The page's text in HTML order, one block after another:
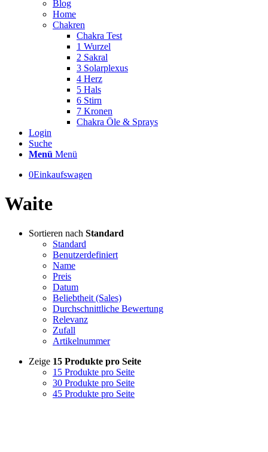
Blog
Home
Chakren
Chakra Test
1 Wurzel
2 Sakral
3 Solarplexus
4 Herz
5 Hals
6 Stirn
7 Kronen
Chakra Öle & Sprays
Login
Suche
Menü Menü
0Einkaufswagen
Waite
Sortieren nach Standard
Standard
Benutzerdefiniert
Name
Preis
Datum
Beliebtheit (Sales)
Durchschnittliche Bewertung
Relevanz
Zufall
Artikelnummer
Zeige 15 Produkte pro Seite
15 Produkte pro Seite
30 Produkte pro Seite
45 Produkte pro Seite